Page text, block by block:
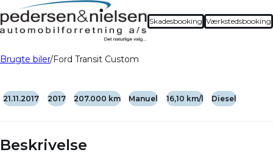
Skadesbooking Værkstedsbooking
Brugte biler Ford Transit Custom
21.11.2017 2017 207.000 km Manuel 16,10 km/l Diesel
Beskrivelse